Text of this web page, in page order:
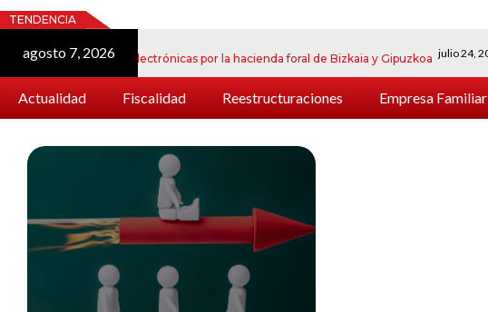
TENDENCIA
agosto 7, 2026electrónicas por la hacienda foral de Bizkaia y Gipuzkoa julio 24, 2026
Actualidad Fiscalidad Reestructuraciones Empresa Familiar